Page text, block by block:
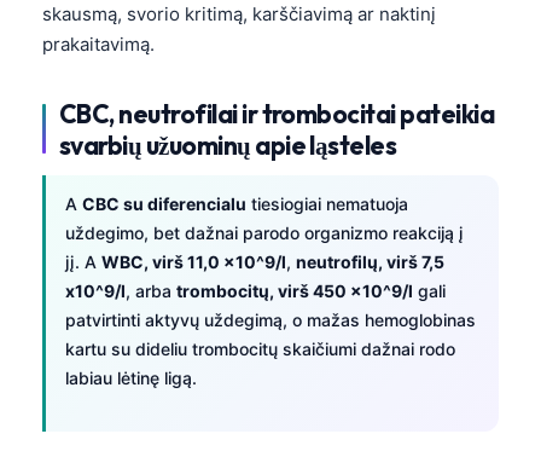
skausmą, svorio kritimą, karščiavimą ar naktinį
prakaitavimą.
CBC, neutrofilai ir trombocitai pateikia
svarbių užuominų apie ląsteles
A CBC su diferencialu tiesiogiai nematuoja
uždegimo, bet dažnai parodo organizmo reakciją į
jį. A WBC, virš 11,0 x10^9/l, neutrofilų, virš 7,5
x10^9/l, arba trombocitų, virš 450 x10^9/l gali
patvirtinti aktyvų uždegimą, o mažas hemoglobinas
kartu su dideliu trombocitų skaičiumi dažnai rodo
labiau lėtinę ligą.